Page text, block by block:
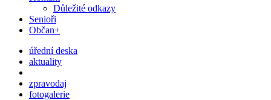
Důležité odkazy
Senioři
Občan+
úřední deska
aktuality
zpravodaj
fotogalerie